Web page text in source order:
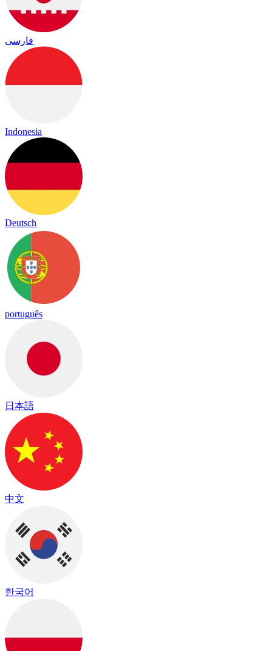
فارسی
Indonesia
Deutsch
português
日本語
中文
한국어